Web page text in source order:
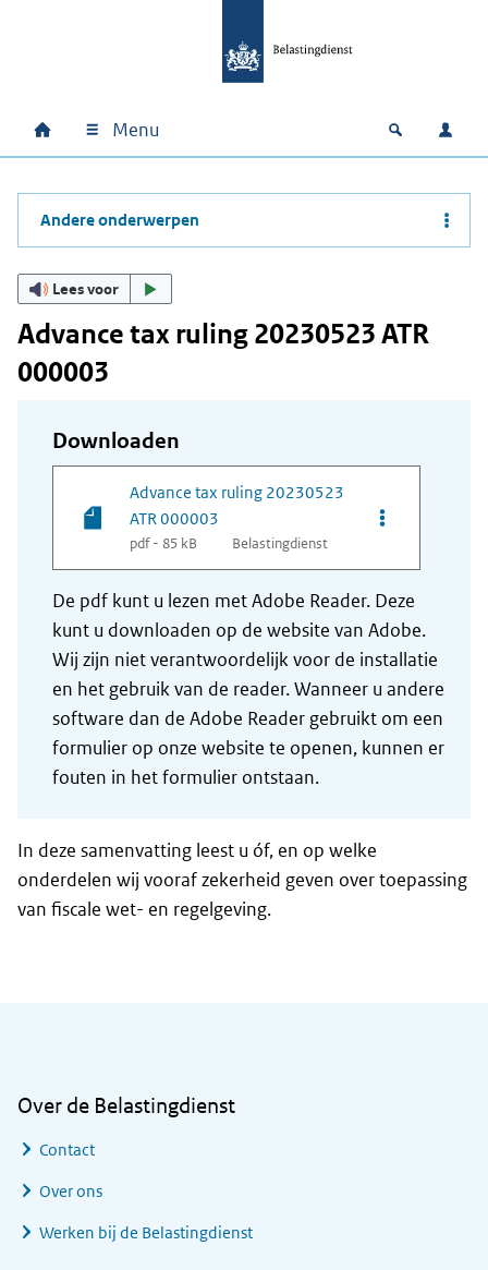
Hoofdnavigatie
Home Menu Open
Andere onderwerpen
Lees voor
Advance tax ruling 20230523 ATR
000003
Downloaden
Advance tax ruling 20230523
ATR 000003
pdf - 85 kB Belastingdienst
Opties van
De pdf kunt u lezen met Adobe Reader. Deze
kunt u downloaden op de website van Adobe.
Wij zijn niet verantwoordelijk voor de installatie
en het gebruik van de reader. Wanneer u andere
software dan de Adobe Reader gebruikt om een
formulier op onze website te openen, kunnen er
fouten in het formulier ontstaan.
In deze samenvatting leest u óf, en op welke
onderdelen wij vooraf zekerheid geven over toepassing
van fiscale wet- en regelgeving.
Over de Belastingdienst
Contact
Over ons
Werken bij de Belastingdienst